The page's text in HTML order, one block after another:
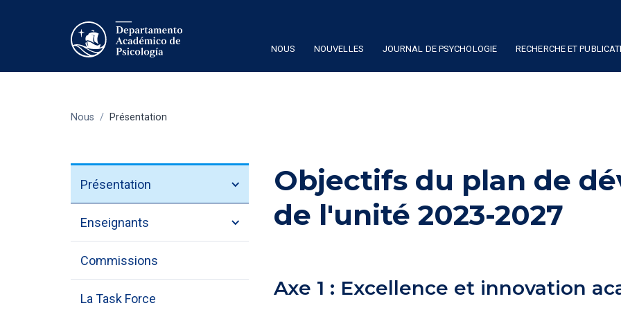
NOUS NOUVELLES JOURNAL DE PSYCHOLOGIE RECHERCHE ET
Nous / Présentation
Présentation
Enseignants
Commissions
La Task Force
Objectifs du plan de
de l'unité 2023-2027
Axe 1 : Excellence et innovation